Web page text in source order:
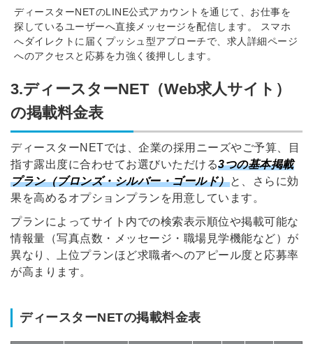
ディースターNETのLINE公式アカウントを通じて、お仕事を
探しているユーザーへ直接メッセージを配信します。 スマホ
へダイレクトに届くプッシュ型アプローチで、求人詳細ページ
へのアクセスと応募を力強く後押しします。
3.ディースターNET（Web求人サイト）
の掲載料金表
ディースターNETでは、企業の採用ニーズやご予算、目
指す露出度に合わせてお選びいただける3つの基本掲載
プラン（ブロンズ・シルバー・ゴールド）と、さらに効
果を高めるオプションプランを用意しています。
プランによってサイト内での検索表示順位や掲載可能な
情報量（写真点数・メッセージ・職場見学機能など）が
異なり、上位プランほど求職者へのアピール度と応募率
が高まります。
ディースターNETの掲載料金表